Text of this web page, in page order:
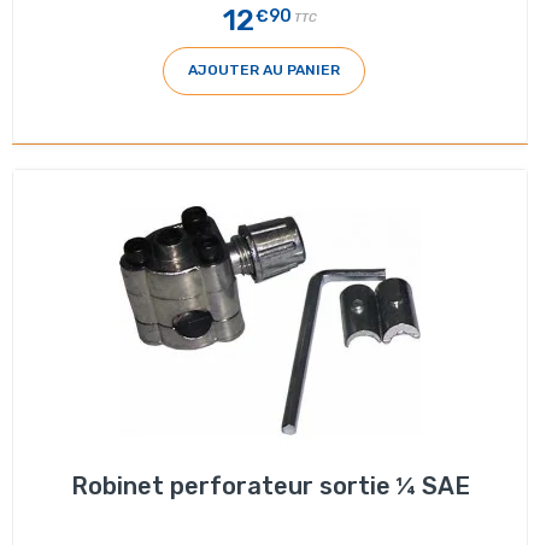
12€90 TTC
AJOUTER AU PANIER
Robinet perforateur sortie ¼ SAE